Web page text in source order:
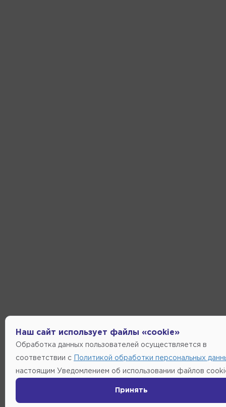
Наш сайт использует файлы «cookie»
Обработка данных пользователей осуществляется в
соответствии с Политикой обработки персональных
настоящим Уведомлением об использовании файлов
Принять